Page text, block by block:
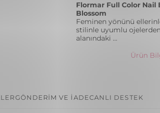
Flormar Full Color Nail
Blossom
Feminen yönünü
stilinle uyumlu
alanındaki ...
Ürün
GÖNDERİM VE İADECANLI DESTEK